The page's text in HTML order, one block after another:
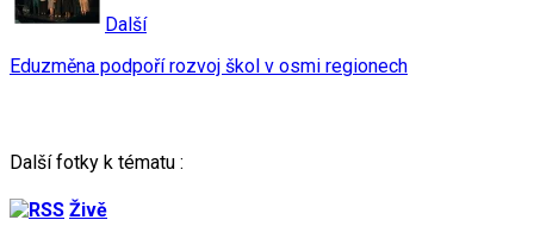
Další
Eduzměna podpoří rozvoj škol v osmi regionech
Další fotky k tématu :
Živě